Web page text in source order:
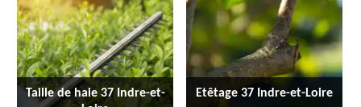
Taille de haie 37 Indre-et-
Etêtage 37 Indre-et-Loire